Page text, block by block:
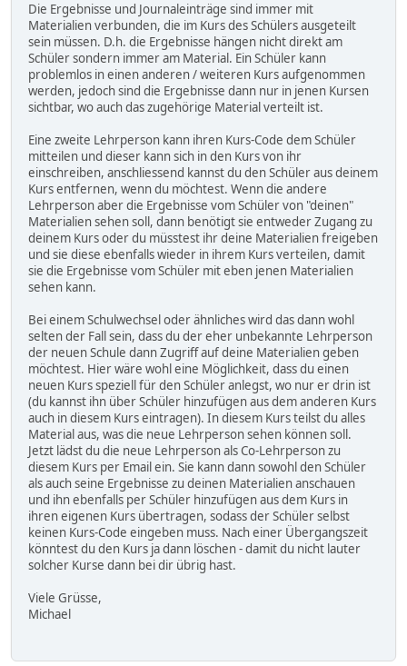
Die Ergebnisse und Journaleinträge sind immer mit
Materialien verbunden, die im Kurs des Schülers ausgeteilt
sein müssen. D.h. die Ergebnisse hängen nicht direkt am
Schüler sondern immer am Material. Ein Schüler kann
problemlos in einen anderen / weiteren Kurs aufgenommen
werden, jedoch sind die Ergebnisse dann nur in jenen Kursen
sichtbar, wo auch das zugehörige Material verteilt ist.
Eine zweite Lehrperson kann ihren Kurs-Code dem Schüler
mitteilen und dieser kann sich in den Kurs von ihr
einschreiben, anschliessend kannst du den Schüler aus deinem
Kurs entfernen, wenn du möchtest. Wenn die andere
Lehrperson aber die Ergebnisse vom Schüler von "deinen"
Materialien sehen soll, dann benötigt sie entweder Zugang zu
deinem Kurs oder du müsstest ihr deine Materialien freigeben
und sie diese ebenfalls wieder in ihrem Kurs verteilen, damit
sie die Ergebnisse vom Schüler mit eben jenen Materialien
sehen kann.
Bei einem Schulwechsel oder ähnliches wird das dann wohl
selten der Fall sein, dass du der eher unbekannte Lehrperson
der neuen Schule dann Zugriff auf deine Materialien geben
möchtest. Hier wäre wohl eine Möglichkeit, dass du einen
neuen Kurs speziell für den Schüler anlegst, wo nur er drin ist
(du kannst ihn über Schüler hinzufügen aus dem anderen Kurs
auch in diesem Kurs eintragen). In diesem Kurs teilst du alles
Material aus, was die neue Lehrperson sehen können soll.
Jetzt lädst du die neue Lehrperson als Co-Lehrperson zu
diesem Kurs per Email ein. Sie kann dann sowohl den Schüler
als auch seine Ergebnisse zu deinen Materialien anschauen
und ihn ebenfalls per Schüler hinzufügen aus dem Kurs in
ihren eigenen Kurs übertragen, sodass der Schüler selbst
keinen Kurs-Code eingeben muss. Nach einer Übergangszeit
könntest du den Kurs ja dann löschen - damit du nicht lauter
solcher Kurse dann bei dir übrig hast.
Viele Grüsse,
Michael